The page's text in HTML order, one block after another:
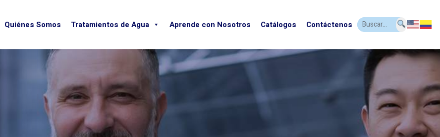
Quiénes Somos Tratamientos de Agua Aprende con Nosotros Catálogos Contáctenos